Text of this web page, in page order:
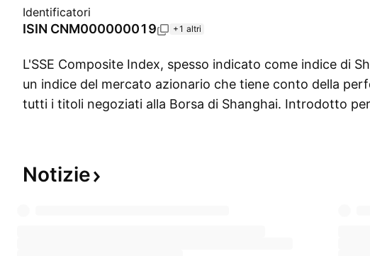
Identificatori
ISIN CNM000000019 +1 altri
L'SSE Composite Index, spesso indicato come indice di
un indice del mercato azionario che tiene conto della
tutti i titoli negoziati alla Borsa di Shanghai. Introdotto
capitalizzazione che rappresenta i 20 anni di storia dello
mercato dei capitali cinese. L'indice SSE ha sottoindici
Notizie